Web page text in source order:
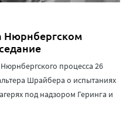
Нюрнбергском
процесса 26
Шрайбера о испытаниях
под надзором Геринга и